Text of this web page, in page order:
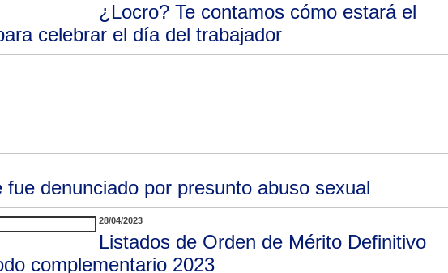
¿Locro? Te contamos cómo estará el
celebrar el día del trabajador
fue denunciado por presunto abuso sexual
28/04/2023
Listados de Orden de Mérito Definitivo
complementario 2023